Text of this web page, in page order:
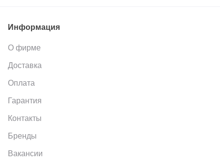
Информация
О фирме
Доставка
Оплата
Гарантия
Контакты
Бренды
Вакансии